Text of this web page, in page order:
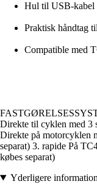
Hul til USB-kabel
Praktisk håndtag
Compatible med
Direkte til cyklen med 3
Direkte på motorcyklen
separat) 3. rapide På
købes separat)
Yderligere information